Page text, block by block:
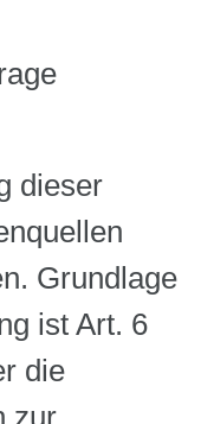
dieser
Grundlage
ist Art. 6
die
zur